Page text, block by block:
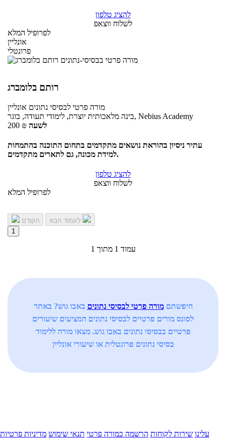
להציג טלפון
לשלוח ווצאפ
לפרופיל המלא
אונליין
פרונטלי
רותם בלומברג
מורה פרטי לבסיסי נתונים אונליין
בינה מלאכותית יוצרת, לימודי תעודה, בוגר, Nebius Academy
200 ₪ לשעה
עתיר ניסיון בהוראת נושאים מתקדמים בתחום התוכנה בהתמחות
למידת מכונה, גם לתארים מתקדמים.
להציג טלפון
לשלוח ווצאפ
לפרופיל המלא
הקודם
1
עמוד 1 מתוך 1
חיפשתםמורה פרטי לבסיסי נתונים באבו גוש? באתר
לסונס מורים פרטיים לבסיסי נתונים המציעים שיעורים
פרטיים בבסיסי נתונים באבו גוש. מצאו מורה ללימוד
בסיסי נתונים פרונטלית או שיעורי אונליין
עלינו שירות לקוחות הרשמה כמורה פרטי תנאי שימוש מדיניות פרטיות